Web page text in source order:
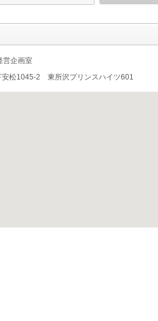
営企画室
安松1045-2 東所沢プリンスハイツ601